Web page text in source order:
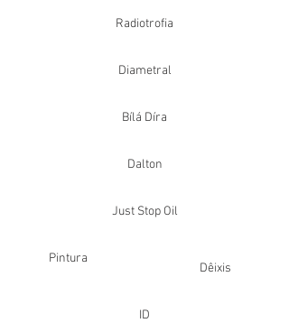
Radiotrofia
Diametral
Bílá Díra
Dalton
Just Stop Oil
Pintura
Dêixis
ID